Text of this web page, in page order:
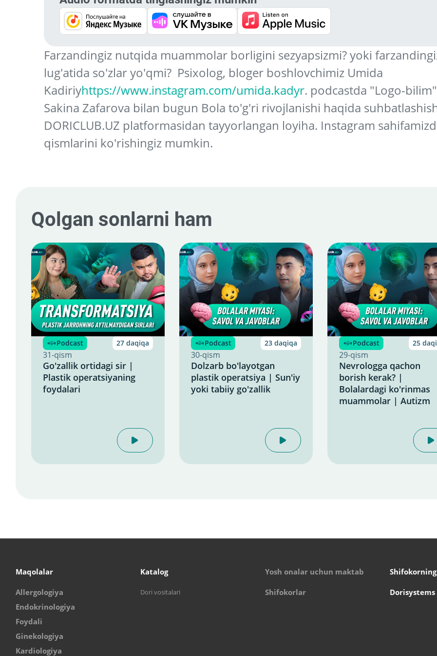
Farzandingiz nutqida muammolar borligini sezyapsizmi? yoki
lug'atida so'zlar yo'qmi? Psixolog, bloger boshlovchimiz Umida
Kadiriyhttps://www.instagram.com/umida.kadyr. podcastda "Logo-
Sakina Zafarova bilan bugun Bola to'g'ri rivojlanishi haqida
DORICLUB.UZ platformasidan tayyorlangan loyiha. Instagram
qismlarini ko'rishingiz mumkin.
Qolgan sonlarni ham
Podcast 27 daqiqa
31-qism
Go'zallik ortidagi sir |
Plastik operatsiyaning
foydalari
Podcast 23 daqiqa
30-qism
Dolzarb bo'layotgan
plastik operatsiya | Sun'iy
yoki tabiiy go'zallik
Podcast 25
29-qism
Nevrologga qachon
borish kerak? |
Bolalardagi ko'rinmas
muammolar | Autizm
Maqolalar
Allergologiya
Endokrinologiya
Foydali
Ginekologiya
Kardiologiya
Katalog
Dori vositalari
Yosh onalar uchun maktab
Shifokorlar Dorisystems